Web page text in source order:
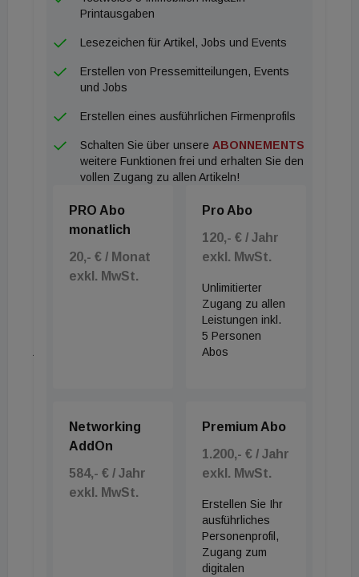
herauskristallisieren, hier erwartet DPC keine
großen Änderungen bei der Spitzenrendite bei gut
erwarten. Der Retail-Sektor hat die Krise in den
Umsatzmietvereinbarungen und Insolvenzen der
Mieter am deutlichsten zu spüren bekommen. Durch
das erhebliche Sinken des Mietniveaus wird
die Preise negativ beeinflusst werden. Dennoch
würden Investoren mittlerweile verstärkt auf
Bonität und Krisenresistenz der Mieter achten, bei
Leerständen oder Mietausfällen sei mit hohen
Risikoaufschlägen zu rechnen, schätzt DPC ein. Für
das heurige Jahr werde der Investmentmarkt
jedenfalls eine Verschnaufpause einlegen, Anteile
Printausgaben
Lesezeichen für Artikel, Jobs und Events
Erstellen von Pressemitteilungen, Events
und Jobs
Erstellen eines ausführlichen Firmenprofils
Schalten Sie über unsere ABONNEMENTS
weitere Funktionen frei und erhalten Sie den
vollen Zugang zu allen Artikeln!
PRO Abo
monatlich
20,- € / Monat
exkl. MwSt.
Pro Abo
120,- € / Jahr
exkl. MwSt.
Unlimitierter
Zugang zu allen
Leistungen inkl.
5 Personen
Abos
Networking
AddOn
584,- € / Jahr
exkl. MwSt.
Premium Abo
1.200,- € / Jahr
exkl. MwSt.
Erstellen Sie Ihr
ausführliches
Personenprofil,
Zugang zum
digitalen